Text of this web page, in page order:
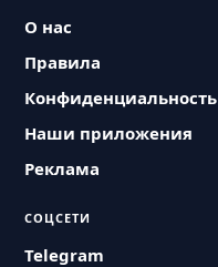
О нас
Правила
Конфиденциальность
Наши приложения
Реклама
СОЦСЕТИ
Telegram